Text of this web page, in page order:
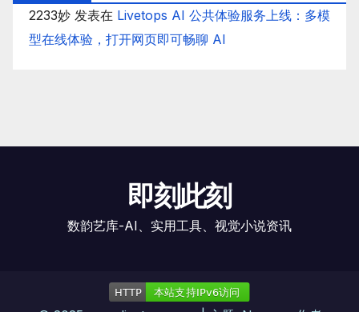
2233妙 发表在 Livetops AI 公共体验服务上线：多模
型在线体验，打开网页即可畅聊 AI
即刻此刻
数韵艺库-AI、实用工具、视觉小说资讯